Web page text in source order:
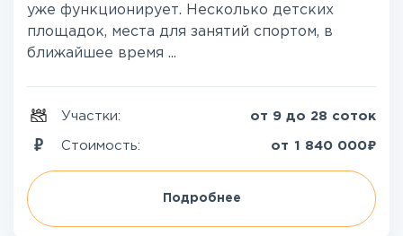
уже функционирует. Несколько детских
площадок, места для занятий спортом, в
ближайшее время ...
Участки: от 9 до 28 соток
Стоимость: от 1 840 000₽
Подробнее